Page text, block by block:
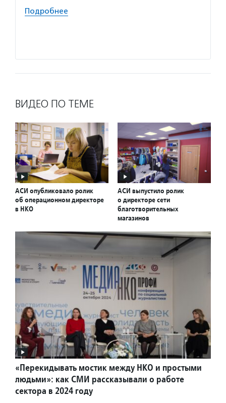
Подробнее
ВИДЕО ПО ТЕМЕ
АСИ опубликовало ролик
об операционном директоре
в НКО
АСИ выпустило ролик
о директоре сети
благотворительных
магазинов
«Перекидывать мостик между НКО и простыми
людьми»: как СМИ рассказывали о работе
сектора в 2024 году